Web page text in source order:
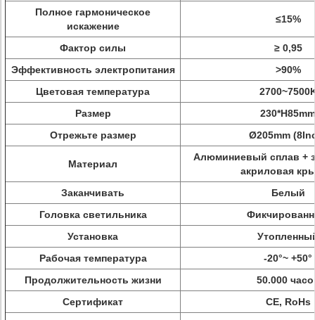
Полное гармоническое
искажение
≤15%
Фактор силы
≥ 0,95
Эффективность электропитания
>90%
Цветовая температура
Размер
230*H85mm
Отрежьте размер
Ø205mm
Материал
Алюминиевый сплав +
акриловая
Заканчивать
Белый
Головка светильника
Установка
Рабочая температура
-20°~ +50°
Продолжительность жизни
50.000
Сертификат
CE, RoHs